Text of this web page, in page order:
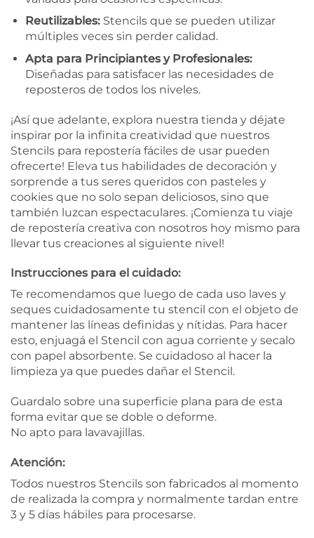
Reutilizables:Stencils que se pueden utilizar
múltiples veces sin perder calidad.
Apta para Principiantes y Profesionales:
Diseñadas para satisfacer las necesidades de
reposteros de todos los niveles.
¡Así que adelante, explora nuestra tienda y déjate
inspirar por la infinita creatividad que nuestros
Stencils para repostería fáciles de usar pueden
ofrecerte! Eleva tus habilidades de decoración y
sorprende a tus seres queridos con pasteles y
cookies que no solo sepan deliciosos, sino que
también luzcan espectaculares. ¡Comienza tu viaje
de repostería creativa con nosotros hoy mismo para
llevar tus creaciones al siguiente nivel!
Instrucciones para el cuidado:
Te recomendamos que luego de cada uso laves y
seques cuidadosamente tu stencil con el objeto de
mantener las líneas definidas y nítidas. Para hacer
esto, enjuagá el Stencil con agua corriente y secalo
con papel absorbente. Se cuidadoso al hacer la
limpieza ya que puedes dañar el Stencil.
Guardalo sobre una superficie plana para de esta
forma evitar que se doble o deforme.
No apto para lavavajillas.
Atención:
Todos nuestros Stencils son fabricados al momento
de realizada la compra y normalmente tardan entre
3 y 5 días hábiles para procesarse.